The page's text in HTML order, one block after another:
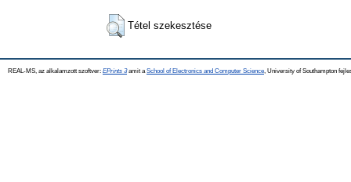
Tétel szekesztése
REAL-MS, az alkalamzott szoftver: EPrints 3amit a School of Electronics and Computer Science , University of Southampton